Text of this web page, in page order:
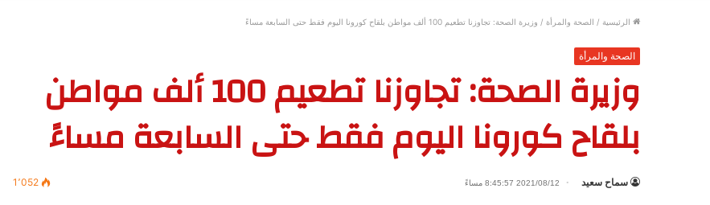
الرئيسية / الصحة والمرأة / وزيرة الصحة: تجاوزنا تطعيم 100 ألف مواطن بلقاح كورونا اليوم فقط حتى السابعة مساءً
الصحة والمرأة
وزيرة الصحة: تجاوزنا تطعيم 100 ألف مواطن
بلقاح كورونا اليوم فقط حتى السابعة مساءً
سماح سعيد 2021/08/12 8:45:57 مساءً 1٬052